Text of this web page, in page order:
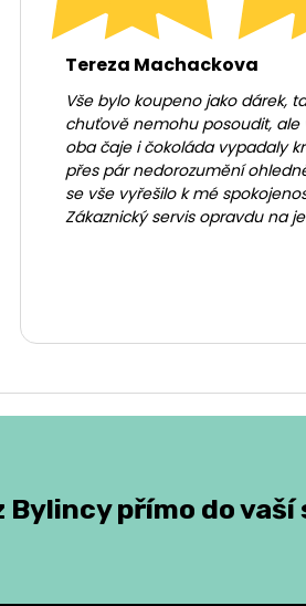
Tereza Machackova
Vše bylo koupeno jako dárek,
chuťově nemohu posoudit, ale
oba čaje i čokoláda vypadaly
přes pár nedorozumění
se vše vyřešilo k mé
Zákaznický servis opravdu na
Bylincy přímo do